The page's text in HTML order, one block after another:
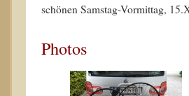
schönen Samstag-Vormittag,
Photos